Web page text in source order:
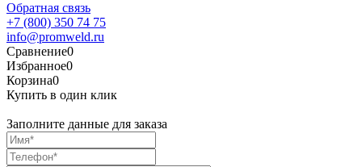
Обратная связь
+7 (800) 350 74 75
info@promweld.ru
Сравнение0
Избранное0
Корзина0
Купить в один клик
Заполните данные для заказа